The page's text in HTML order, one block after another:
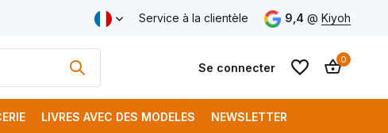
Livraison France € 17.95 Livraison gratuite à partir de € 250 (FR)
Service à la clientèle 9,4 @ Kiyoh
Se connecter
0
LIVRES AVEC DES MODELES NEWSLETTER